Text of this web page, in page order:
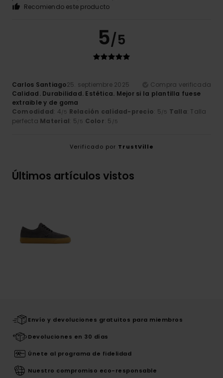
Recomiendo este producto
5/5
Carlos Santiago25. septiembre 2025
Compra verificada
Calidad. Durabilidad. Estética. Mejor si la plantilla fuese
extraible y de goma
Comodidad: 4/5 Relación calidad-precio: 5/5 Talla: Talla
perfecta Material: 5/5 Color: 5 /5
Verificado por TrustVille
Últimos artículos vistos
Envío y devoluciones gratuitos para miembros
Devoluciones en 30 días
Únete al programa de fidelidad
Nuestro compromiso eco-responsable